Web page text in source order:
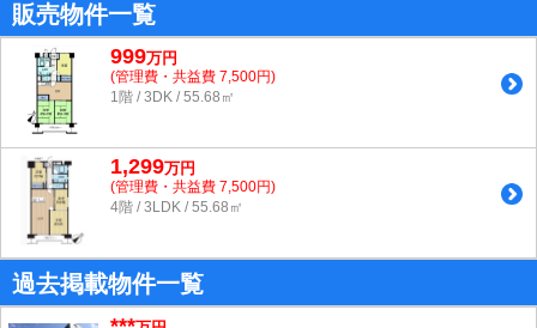
販売物件一覧
999万円
(管理費・共益費 7,500円)
1階 / 3DK / 55.68㎡
1,299万円
(管理費・共益費 7,500円)
4階 / 3LDK / 55.68㎡
過去掲載物件一覧